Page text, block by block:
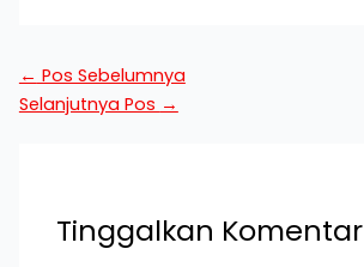
← Pos Sebelumnya
Selanjutnya Pos →
Tinggalkan Komentar